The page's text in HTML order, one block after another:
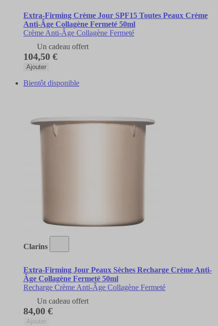
Extra-Firming Crème Jour SPF15 Toutes Peaux Crème
Anti-Âge Collagène Fermeté 50ml
Crème Anti-Âge Collagène Fermeté
Un cadeau offert
104,50 €
Ajouter
Bientôt disponible
Clarins
Extra-Firming Jour Peaux Sèches Recharge Crème Anti-
Âge Collagène Fermeté 50ml
Recharge Crème Anti-Âge Collagène Fermeté
Un cadeau offert
84,00 €
Ajouter